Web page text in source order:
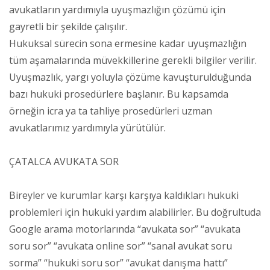
avukatların yardımıyla uyuşmazlığın çözümü için
gayretli bir şekilde çalışılır.
Hukuksal sürecin sona ermesine kadar uyuşmazlığın
tüm aşamalarında müvekkillerine gerekli bilgiler verilir.
Uyuşmazlık, yargı yoluyla çözüme kavuşturulduğunda
bazı hukuki prosedürlere başlanır. Bu kapsamda
örneğin icra ya ta tahliye prosedürleri uzman
avukatlarımız yardımıyla yürütülür.
ÇATALCA AVUKATA SOR
Bireyler ve kurumlar karşı karşıya kaldıkları hukuki
problemleri için hukuki yardım alabilirler. Bu doğrultuda
Google arama motorlarında “avukata sor” “avukata
soru sor” “avukata online sor” “sanal avukat soru
sorma” “hukuki soru sor” “avukat danışma hattı”